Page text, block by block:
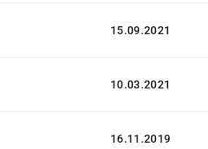
15.09.2021
10.03.2021
16.11.2019